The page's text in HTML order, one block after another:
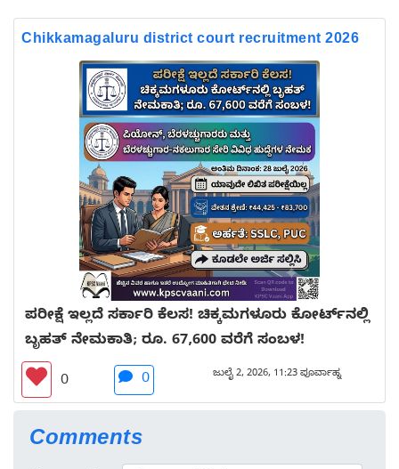
Chikkamagaluru district court recruitment 2026
ಪರೀಕ್ಷೆ ಇಲ್ಲದೆ ಸರ್ಕಾರಿ ಕೆಲಸ! ಚಿಕ್ಕಮಗಳೂರು ಕೋರ್ಟ್‌ನಲ್ಲಿ
ಬೃಹತ್ ನೇಮಕಾತಿ; ರೂ. 67,600 ವರೆಗೆ ಸಂಬಳ!
0 0 ಜುಲೈ 2, 2026, 11:23 ಪೂರ್ವಾಹ್ನ
Comments